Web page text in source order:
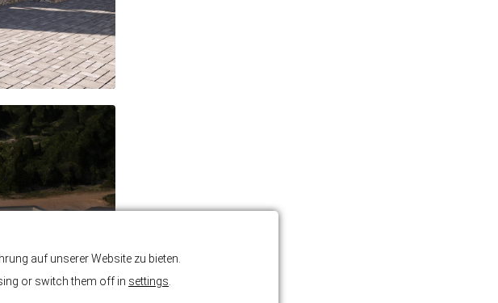
auf unserer Website zu bieten.
or switch them off in settings